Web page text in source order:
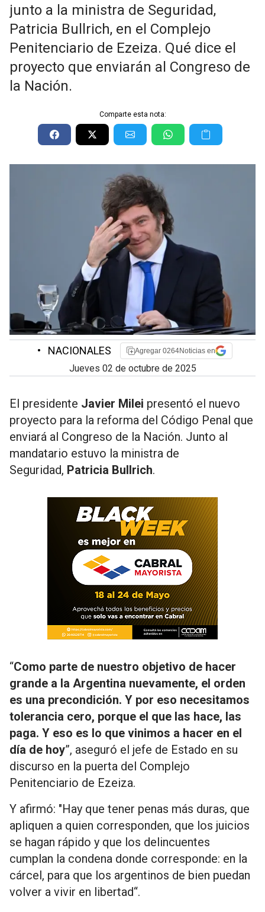
junto a la ministra de Seguridad,
Patricia Bullrich, en el Complejo
Penitenciario de Ezeiza. Qué dice el
proyecto que enviarán al Congreso de
la Nación.
Comparte esta nota:
• NACIONALES Agregar 0264Noticias en
jueves 02 de octubre de 2025
El presidente Javier Milei presentó el nuevo
proyecto para la reforma del Código Penal que
enviará al Congreso de la Nación. Junto al
mandatario estuvo la ministra de
Seguridad, Patricia Bullrich.
“Como parte de nuestro objetivo de hacer
grande a la Argentina nuevamente, el orden
es una precondición. Y por eso necesitamos
tolerancia cero, porque el que las hace, las
paga. Y eso es lo que vinimos a hacer en el
día de hoy”, aseguró el jefe de Estado en su
discurso en la puerta del Complejo
Penitenciario de Ezeiza.
Y afirmó: "Hay que tener penas más duras, que
apliquen a quien corresponden, que los juicios
se hagan rápido y que los delincuentes
cumplan la condena donde corresponde: en la
cárcel, para que los argentinos de bien puedan
volver a vivir en libertad“.